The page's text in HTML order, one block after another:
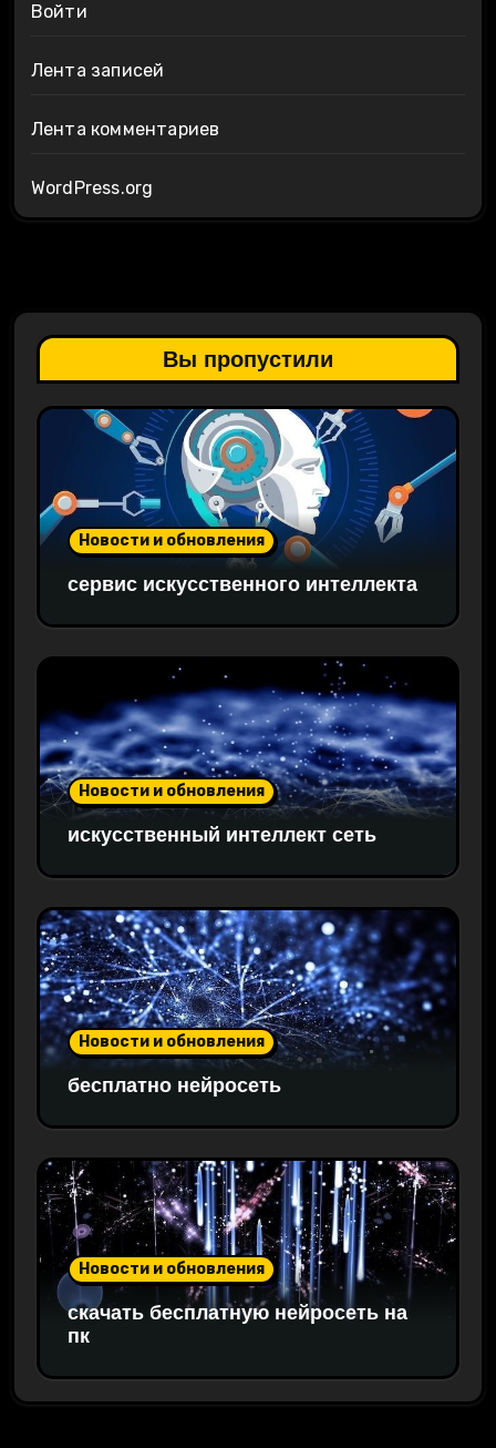
Войти
Лента записей
Лента комментариев
WordPress.org
Вы пропустили
Новости и обновления
сервис искусственного интеллекта
Новости и обновления
искусственный интеллект сеть
Новости и обновления
бесплатно нейросеть
Новости и обновления
скачать бесплатную нейросеть на
пк